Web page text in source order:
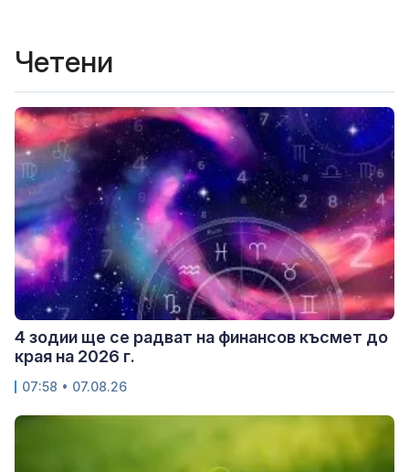
Четени
4 зодии ще се радват на финансов късмет до
края на 2026 г.
07:58 • 07.08.26